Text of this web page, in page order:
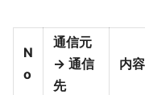
N
o
通信元
→ 通信
先
内容